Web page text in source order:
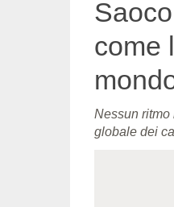
come
Nessun
globale dei